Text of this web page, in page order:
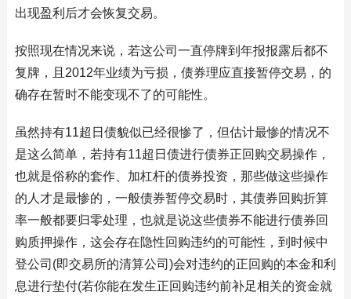
出现盈利后才会恢复交易。
按照现在情况来说，若这公司一直停牌到年报报露后都不
复牌，且2012年业绩为亏损，债券理应直接暂停交易，的
确存在暂时不能变现不了的可能性。
虽然持有11超日债貌似已经很惨了，但估计最惨的情况不
是这么简单，若持有11超日债进行债券正回购交易操作，
也就是俗称的套作、加杠杆的债券投资，那些做这些操作
的人才是最惨的，一般债券暂停交易时，其债券回购折算
率一般都要归零处理，也就是说这些债券不能进行债券回
购质押操作，这会存在隐性回购违约的可能性，到时候中
登公司(即交易所的清算公司)会对违约的正回购的本金和利
息进行垫付(若你能在发生正回购违约前补足相关的资金就